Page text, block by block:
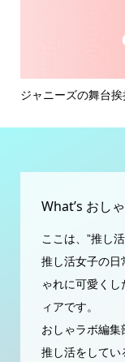
ジャニーズの舞台
What’s おし
ここは、”推し
推し活女子の日
ゃれに可愛く
ィアです。
おしゃラボ編
推し活をしてい